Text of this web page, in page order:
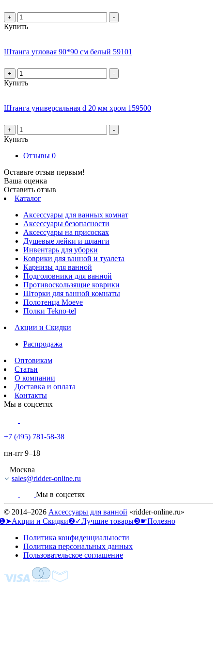
+ -
Купить
Штанга угловая 90*90 см белый 59101
+ -
Купить
Штанга универсальная d 20 мм хром 159500
+ -
Купить
Отзывы 0
Оставьте отзыв первым!
Ваша оценка
Оставить отзыв
Каталог
Аксессуары для ванных комнат
Аксессуары безопасности
Аксессуары на присосках
Душевые лейки и шланги
Инвентарь для уборки
Коврики для ванной и туалета
Карнизы для ванной
Подголовники для ванной
Противоскользящие коврики
Шторки для ванной комнаты
Полотенца Moeve
Полки Tekno-tel
Акции и Скидки
Распродажа
Оптовикам
Статьи
О компании
Доставка и оплата
Контакты
Мы в соцсетях
+7 (495) 781-58-38
пн-пт 9–18
Москва
sales@ridder-online.ru
Мы в соцсетях
© 2014–2026 Аксессуары для ванной «ridder-online.ru»
и Скидки❷✓Лучшие товары❸☛Полезно
Политика конфиденциальности
Политика персональных данных
Пользовательское соглашение